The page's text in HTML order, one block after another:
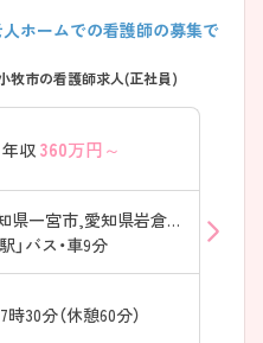
人ホームでの看護師の募集で
牧市の看護師求人(正社員)
年収 360万円～
愛知県小牧市,愛知県一宮市,愛知県岩倉市
」バス・車9分
30分（休憩60分）